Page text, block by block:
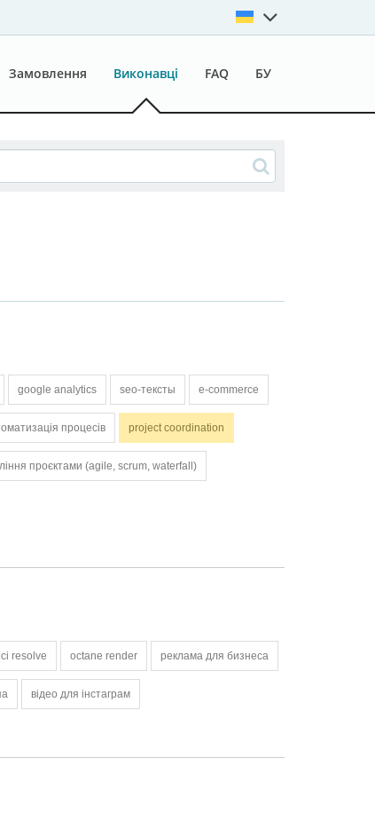
Замовлення Виконавці FAQ БУ
google analytics seo-тексты e-commerce
процесів project coordination
проєктами (agile, scrum, waterfall)
resolve octane render реклама для бизнеса
відео для інстаграм